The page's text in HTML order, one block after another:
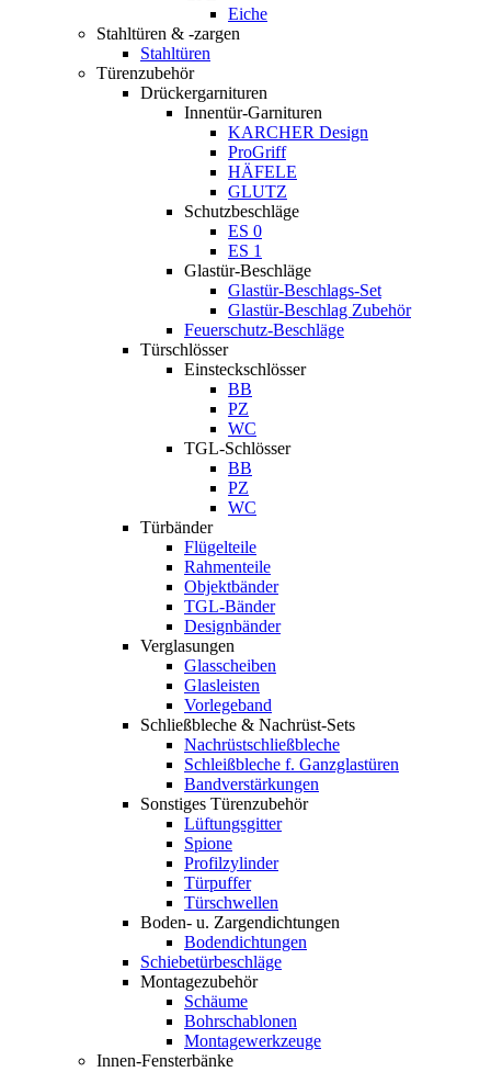
Eiche
Stahltüren & -zargen
Stahltüren
Türenzubehör
Drückergarnituren
Innentür-Garnituren
KARCHER Design
ProGriff
HÄFELE
GLUTZ
Schutzbeschläge
ES 0
ES 1
Glastür-Beschläge
Glastür-Beschlags-Set
Glastür-Beschlag Zubehör
Feuerschutz-Beschläge
Türschlösser
Einsteckschlösser
BB
PZ
WC
TGL-Schlösser
BB
PZ
WC
Türbänder
Flügelteile
Rahmenteile
Objektbänder
TGL-Bänder
Designbänder
Verglasungen
Glasscheiben
Glasleisten
Vorlegeband
Schließbleche & Nachrüst-Sets
Nachrüstschließbleche
Schleißbleche f. Ganzglastüren
Bandverstärkungen
Sonstiges Türenzubehör
Lüftungsgitter
Spione
Profilzylinder
Türpuffer
Türschwellen
Boden- u. Zargendichtungen
Bodendichtungen
Schiebetürbeschläge
Montagezubehör
Schäume
Bohrschablonen
Montagewerkzeuge
Innen-Fensterbänke